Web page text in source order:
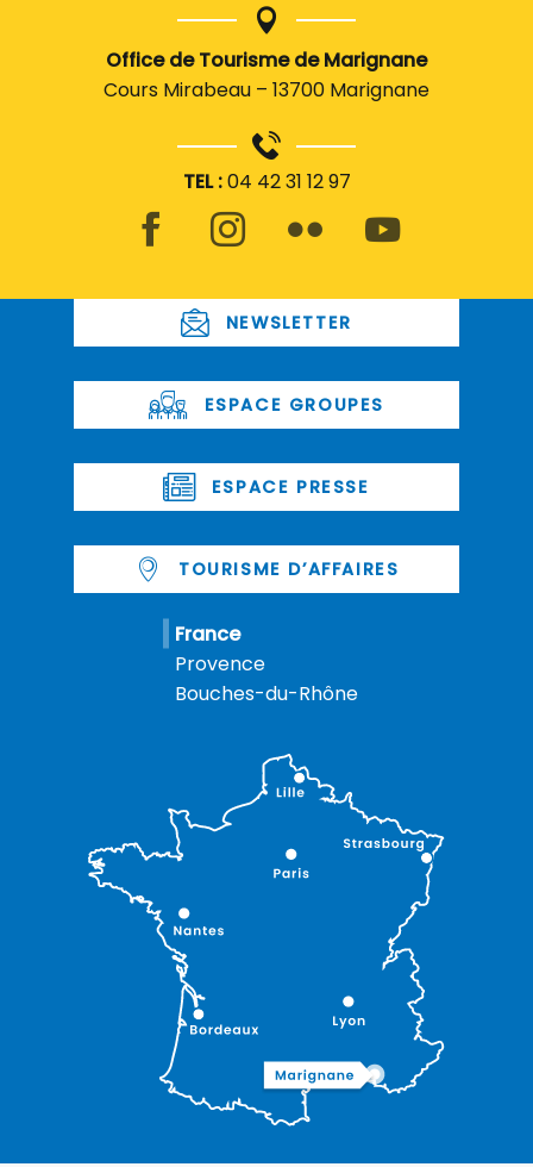
Office de Tourisme de Marignane
Cours Mirabeau – 13700 Marignane
TEL :04 42 31 12 97
NEWSLETTER
ESPACE GROUPES
ESPACE PRESSE
TOURISME D’AFFAIRES
France
Provence
Bouches-du-Rhône